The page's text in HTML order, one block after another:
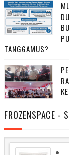
TANGGAMUS?
FROZENSPACE -